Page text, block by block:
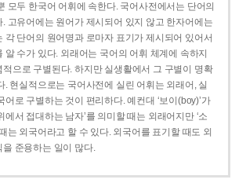
모두 한국어 어휘에 속한다. 국어사전에서는 단어의
. 고유어에는 원어가 제시되어 있지 않고 한자어에는
각 단어의 원어명과 로마자 표기가 제시되어 있어서
알 수가 있다. 외래어는 국어의 어휘 체계에 속하지
적으로 구별된다. 하지만 실생활에서 그 구별이 명확
. 현실적으로는 국어사전에 실린 어휘는 외래어, 실
어로 구별하는 것이 편리하다. 예컨대 ‘보이(boy)’가
에서 접대하는 남자’를 의미할 때는 외래어지만 ‘소
는 외국어라고 할 수 있다. 외국어를 표기할 때도 외
준용하는 일이 많다.